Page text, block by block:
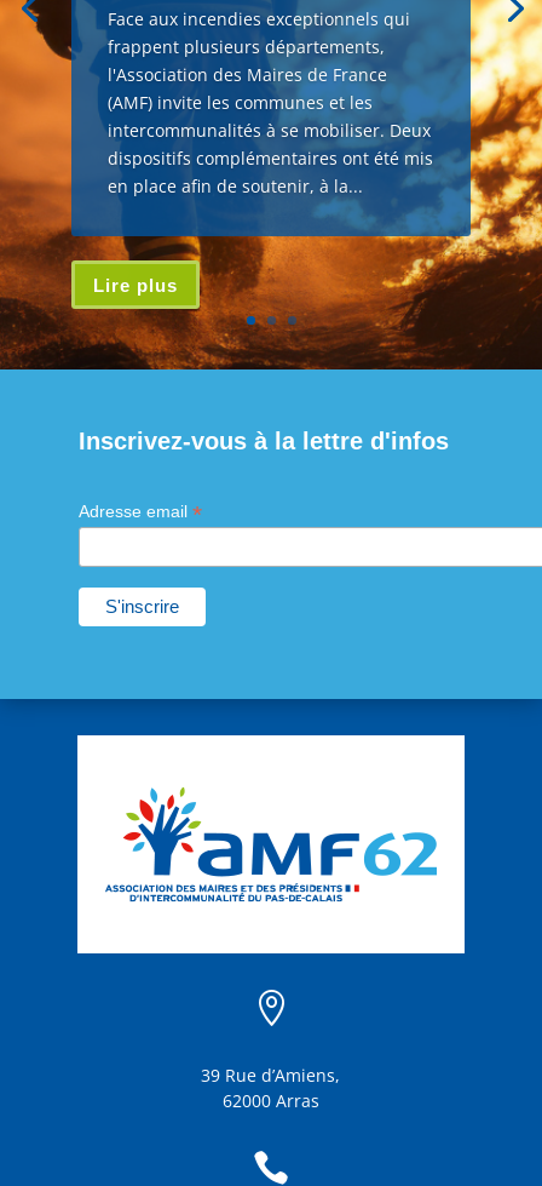
Face aux incendies exceptionnels qui
frappent plusieurs départements,
l'Association des Maires de France
(AMF) invite les communes et les
intercommunalités à se mobiliser. Deux
dispositifs complémentaires ont été mis
en place afin de soutenir, à la...
Lire plus
Inscrivez-vous à la lettre d'infos
Adresse email *

39 Rue d’Amiens,
62000 Arras
